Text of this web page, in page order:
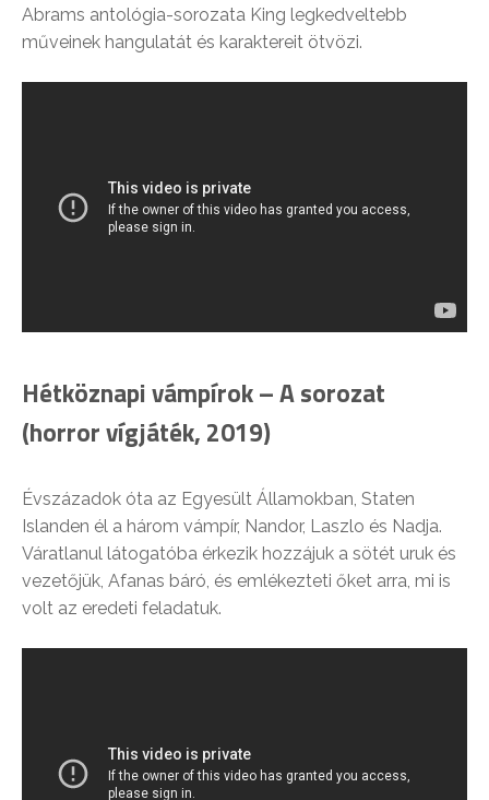
Abrams antológia-sorozata King legkedveltebb
műveinek hangulatát és karaktereit ötvözi.
Hétköznapi vámpírok – A sorozat
(horror vígjáték, 2019)
Évszázadok óta az Egyesült Államokban, Staten
Islanden él a három vámpír, Nandor, Laszlo és Nadja.
Váratlanul látogatóba érkezik hozzájuk a sötét uruk és
vezetőjük, Afanas báró, és emlékezteti őket arra, mi is
volt az eredeti feladatuk.